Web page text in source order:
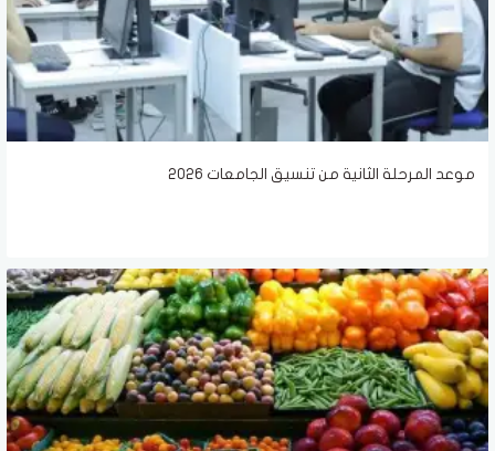
موعد المرحلة الثانية من تنسيق الجامعات 2026